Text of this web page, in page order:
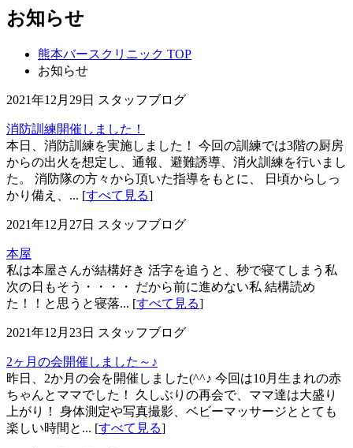
お知らせ
熊本バースクリニック TOP
お知らせ
2021年12月29日 スタッフブログ
消防訓練開催しました！
本日、消防訓練を実施しました！ 今回の訓練では3階の厨房
からの出火を想定し、通報、避難誘導、消火訓練を行いまし
た。 消防隊の方々から頂いた指導をもとに、 日頃からしっ
かり備え、... [すべて見る]
2021年12月27日 スタッフブログ
本屋
私は本屋さんが結構好き 活字を追うと、秒で寝てしまう私
次の日もそう・・・・ だから前に進めない私 結構読め
た！！と思うと寝落... [すべて見る]
2021年12月23日 スタッフブログ
2ヶ月の会開催しました～♪
昨日、2か月の会を開催しました(^^♪ 今回は10月生まれの赤
ちゃんとママでした！ 久しぶりの再会で、ママ達は大盛り
上がり！ 身体測定や写真撮影、ベビーマッサージととても
楽しい時間と... [すべて見る]